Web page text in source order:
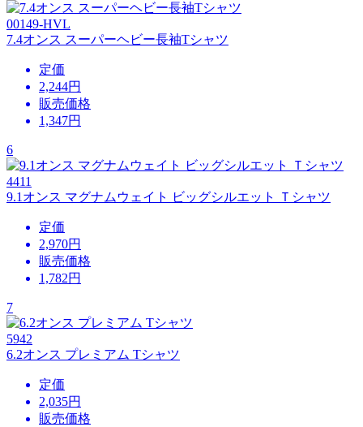
00149-HVL
7.4オンス スーパーヘビー長袖Tシャツ
定価
2,244円
販売価格
1,347円
6
4411
9.1オンス マグナムウェイト ビッグシルエット Ｔシャツ
定価
2,970円
販売価格
1,782円
7
5942
6.2オンス プレミアム Tシャツ
定価
2,035円
販売価格